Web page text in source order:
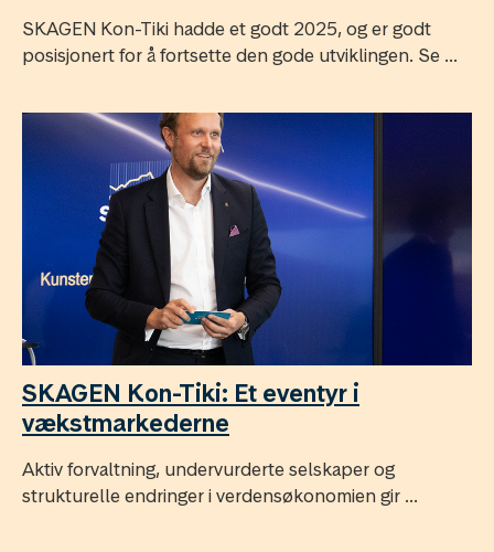
SKAGEN Kon-Tiki hadde et godt 2025, og er godt
posisjonert for å fortsette den gode utviklingen. Se ...
SKAGEN Kon-Tiki: Et eventyr i
vækstmarkederne
Aktiv forvaltning, undervurderte selskaper og
strukturelle endringer i verdensøkonomien gir ...